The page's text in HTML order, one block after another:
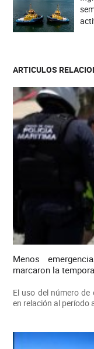
ARTICULOS
Menos
marcaron la
El uso del número
en relación al período